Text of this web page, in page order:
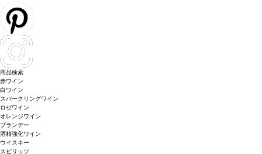
商品検索
赤ワイン
白ワイン
スパークリングワイン
ロゼワイン
オレンジワイン
ブランデー
酒精強化ワイン
ウイスキー
スピリッツ